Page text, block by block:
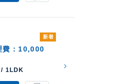
新着
費：10,000
1LDK